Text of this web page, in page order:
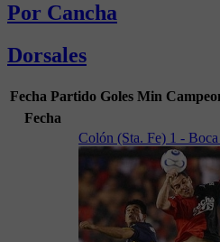
Por Cancha
Dorsales
Fecha Partido Goles Min
Fecha
Colón (Sta. Fe) 1 -